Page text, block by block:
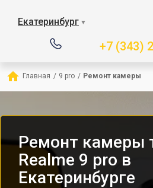
Екатеринбург ▼
+7 (343)
Главная / 9 pro / Ремонт камеры
Ремонт камеры
Realme 9 pro в
Екатеринбурге